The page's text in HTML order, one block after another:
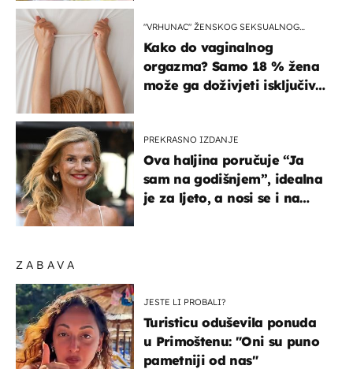
ZABAVA
JESTE LI PROBALI?
Turisticu oduševila ponuda
u Primoštenu: "Oni su puno
pametniji od nas"
"VRHUNAC" ŽENSKOG SEKSUALNOG
Kako do vaginalnog
orgazma? Samo 18 % žena
može ga doživjeti isključivo
PREKRASNO IZDANJE
Ova haljina poručuje “Ja
sam na godišnjem”, idealna
je za ljeto, a nosi se i na